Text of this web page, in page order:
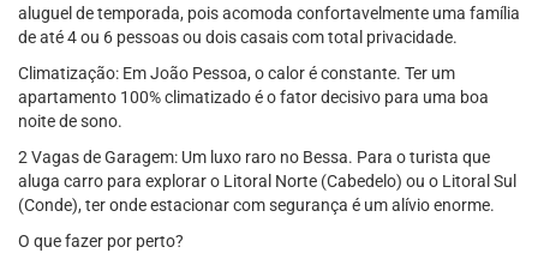
aluguel de temporada, pois acomoda confortavelmente uma família
de até 4 ou 6 pessoas ou dois casais com total privacidade.
Climatização: Em João Pessoa, o calor é constante. Ter um
apartamento 100% climatizado é o fator decisivo para uma boa
noite de sono.
2 Vagas de Garagem: Um luxo raro no Bessa. Para o turista que
aluga carro para explorar o Litoral Norte (Cabedelo) ou o Litoral Sul
(Conde), ter onde estacionar com segurança é um alívio enorme.
O que fazer por perto?